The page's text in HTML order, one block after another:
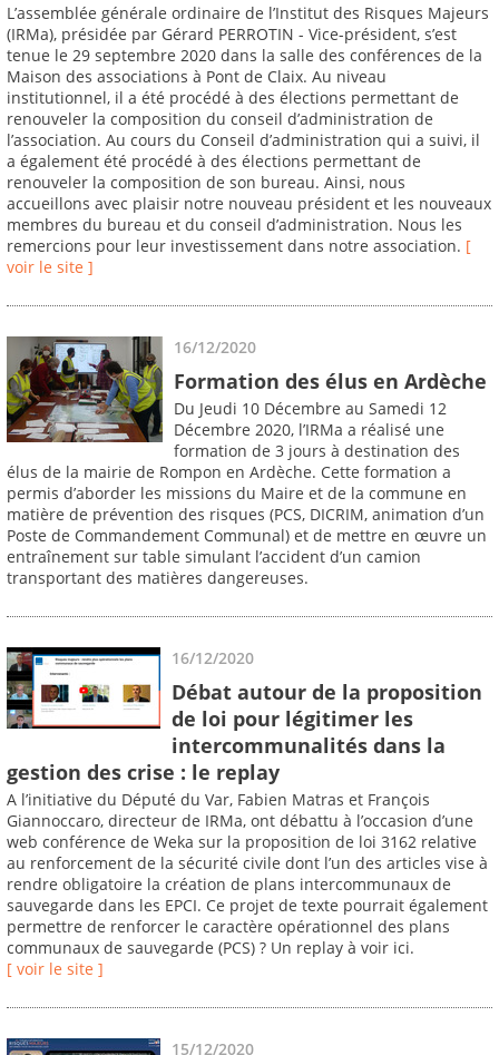
L’assemblée générale ordinaire de l’Institut des Risques Majeurs
(IRMa), présidée par Gérard PERROTIN - Vice-président, s’est
tenue le 29 septembre 2020 dans la salle des conférences de la
Maison des associations à Pont de Claix. Au niveau
institutionnel, il a été procédé à des élections permettant de
renouveler la composition du conseil d’administration de
l’association. Au cours du Conseil d’administration qui a suivi, il
a également été procédé à des élections permettant de
renouveler la composition de son bureau. Ainsi, nous
accueillons avec plaisir notre nouveau président et les nouveaux
membres du bureau et du conseil d’administration. Nous les
remercions pour leur investissement dans notre association. [
voir le site ]
16/12/2020
Formation des élus en Ardèche
Du Jeudi 10 Décembre au Samedi 12
Décembre 2020, l’IRMa a réalisé une
formation de 3 jours à destination des
élus de la mairie de Rompon en Ardèche. Cette formation a
permis d’aborder les missions du Maire et de la commune en
matière de prévention des risques (PCS, DICRIM, animation d’un
Poste de Commandement Communal) et de mettre en œuvre un
entraînement sur table simulant l’accident d’un camion
transportant des matières dangereuses.
16/12/2020
Débat autour de la proposition
de loi pour légitimer les
intercommunalités dans la
gestion des crise : le replay
A l’initiative du Député du Var, Fabien Matras et François
Giannoccaro, directeur de IRMa, ont débattu à l’occasion d’une
web conférence de Weka sur la proposition de loi 3162 relative
au renforcement de la sécurité civile dont l’un des articles vise à
rendre obligatoire la création de plans intercommunaux de
sauvegarde dans les EPCI. Ce projet de texte pourrait également
permettre de renforcer le caractère opérationnel des plans
communaux de sauvegarde (PCS) ? Un replay à voir ici.
[ voir le site ]
15/12/2020